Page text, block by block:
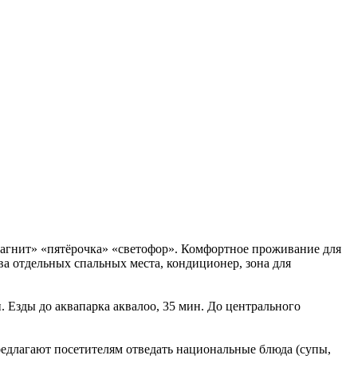
«пятёрочка» «светофор». Комфортное проживание для
отдельных спальных места, кондиционер, зона для
до аквапарка аквалоо, 35 мин. До центрального
посетителям отведать национальные блюда (супы,